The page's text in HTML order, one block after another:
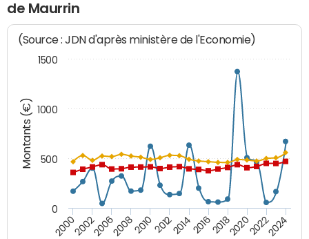
de Maurrin
Montants (€)
(Source : JDN d'après ministère de l'Economie)
200020022006200820102012201420162018202020222024
0
500
1000
1500